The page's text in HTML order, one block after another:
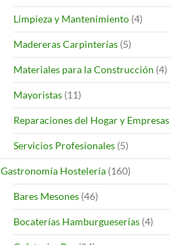
Limpieza y Mantenimiento (4)
Madereras Carpinterías (5)
Materiales para la Construcción (4)
Mayoristas (11)
Reparaciones del Hogar y Empresas
Servicios Profesionales (5)
Gastronomía Hostelería (160)
Bares Mesones (46)
Bocaterías Hamburgueserías (4)